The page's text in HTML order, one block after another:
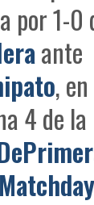
por 1-0
ante
,
4 de la